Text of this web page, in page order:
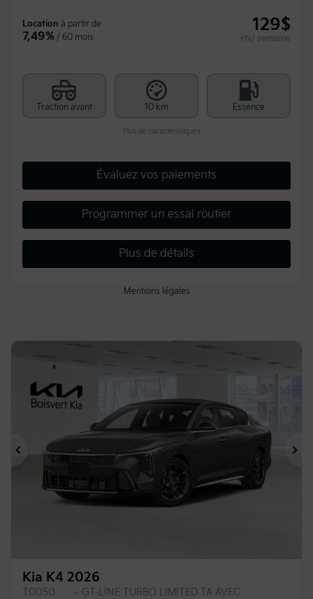
Location à partir de
7,49% / 60 mois
129$
+tx/ semaine
Traction avant 10 km Essence
Plus de caractéristiques
Évaluez vos paiements
Programmer un essai routier
Plus de détails
Mentions légales
Kia K4 2026
T0050
– GT-LINE TURBO LIMITED TA AVEC